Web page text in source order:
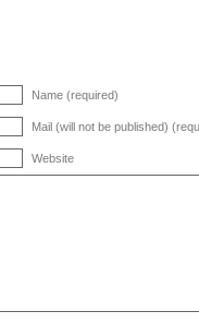
Name (required)
Mail (will not be published)
Website